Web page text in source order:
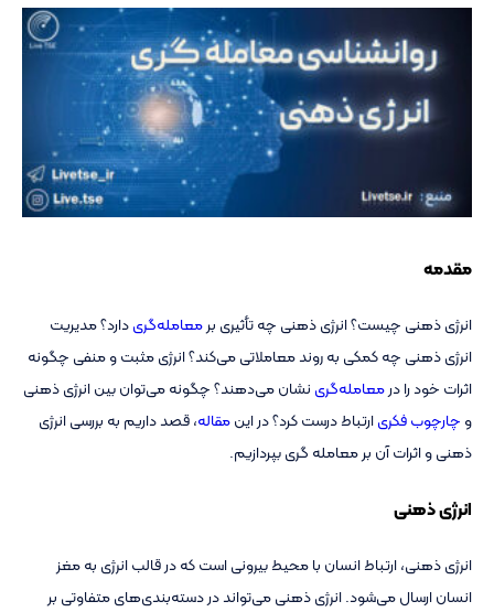
مقدمه
انرژی ذهنی چیست؟ انرژی ذهنی چه تأثیری برمعامله‌گریدارد؟ مدیریت
انرژی ذهنی چه کمکی به روند معاملاتی می‌کند؟ انرژی مثبت و منفی چگونه
اثرات خود را درمعامله‌گری نشان می‌دهند؟ چگونه می‌توان بین انرژی ذهنی
و چارچوب فکریارتباط درست کرد؟ در اینمقاله، قصد داریم به بررسی انرژی
ذهنی و اثرات آن بر معامله گری بپردازیم.
انرژی ذهنی
انرژی ذهنی، ارتباط انسان با محیط بیرونی است که در قالب انرژی به مغز
انسان ارسال می‌شود. انرژی ذهنی می‌تواند در دسته‌بندی‌های متفاوتی بر